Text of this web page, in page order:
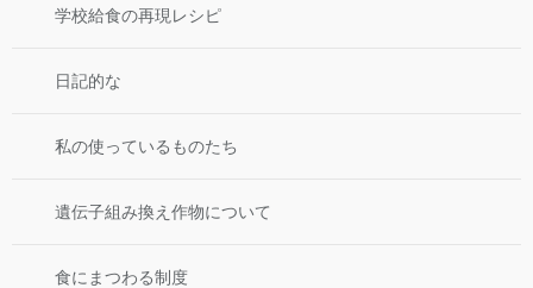
学校給食の再現レシピ
日記的な
私の使っているものたち
遺伝子組み換え作物について
食にまつわる制度